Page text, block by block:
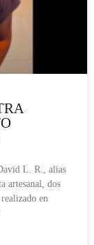
L. R., alias
artesanal, dos
en